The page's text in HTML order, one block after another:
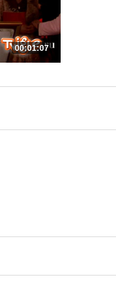
00:01:07